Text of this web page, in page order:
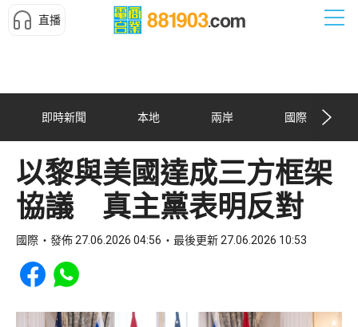
直播
即時新聞 本地 兩岸 國際
以黎與美國達成三方框架
協議 真主黨表明反對
國際 發佈 27.06.2026 04:56 最後更新 27.06.2026 10:53
Share to Facebook
Share to WhatsApp